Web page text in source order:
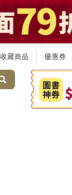
收藏商品 優惠券